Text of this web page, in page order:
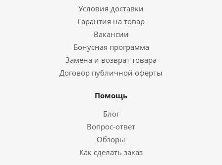
Условия доставки
Гарантия на товар
Вакансии
Бонусная программа
Замена и возврат товара
Договор публичной оферты
Помощь
Блог
Вопрос-ответ
Обзоры
Как сделать заказ